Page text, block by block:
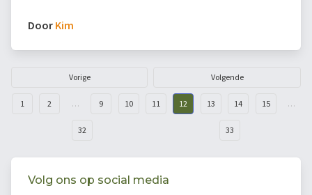
Door Kim
Vorige Volgende
1 2 … 9 10 11 12 13 14 15 …
32 33
Volg ons op social media